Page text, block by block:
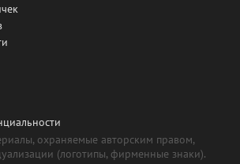
охраняемые авторским правом,
(логотипы, фирменные знаки).